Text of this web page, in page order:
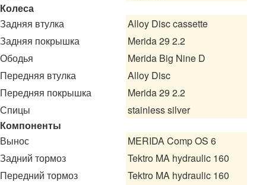
Колеса
Задняя втулка
Alloy Disc cassette
Задняя покрышка
Merida 29 2.2
Ободья
Merida Big Nine D
Передняя втулка
Alloy Disc
Передняя покрышка
Merida 29 2.2
Спицы
stainless silver
Компоненты
Вынос
MERIDA Comp OS 6
Задний тормоз
Tektro MA hydraulic 160
Передний тормоз
Tektro MA hydraulic 160